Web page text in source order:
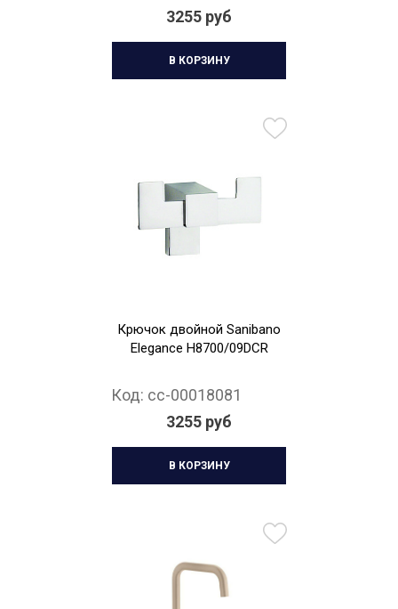
3255 руб
В КОРЗИНУ
Крючок двойной Sanibano
Elegance H8700/09DCR
Код: cc-00018081
3255 руб
В КОРЗИНУ